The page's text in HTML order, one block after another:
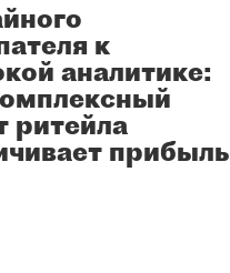
к
аналитике:
ритейла
прибыль